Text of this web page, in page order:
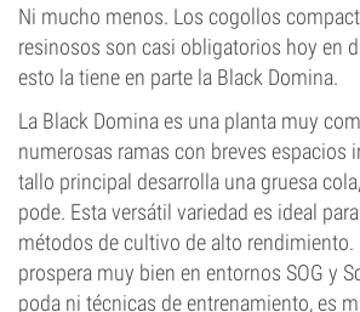
Ni mucho menos. Los cogollos
resinosos son casi obligatorios hoy en
esto la tiene en parte la Black Domina.
La Black Domina es una planta muy
numerosas ramas con breves espacios
tallo principal desarrolla una gruesa
pode. Esta versátil variedad es ideal
métodos de cultivo de alto rendimiento.
prospera muy bien en entornos SOG y
poda ni técnicas de entrenamiento, es